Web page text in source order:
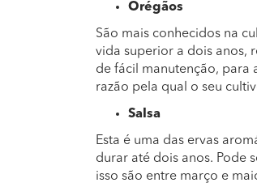
Orégãos
São mais conhecidos na
vida superior a dois anos,
de fácil manutenção, para
razão pela qual o seu
Salsa
Esta é uma das ervas
durar até dois anos. Pode
isso são entre março e